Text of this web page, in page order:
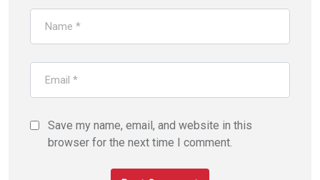
Save my name, email, and website in this
browser for the next time I comment.